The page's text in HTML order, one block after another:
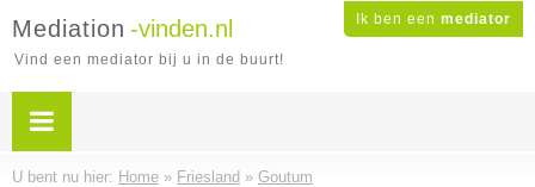
Ik ben een mediator
Mediation -vinden.nl
Vind een mediator bij u in de buurt!
U bent nu hier: Home » Friesland » Goutum